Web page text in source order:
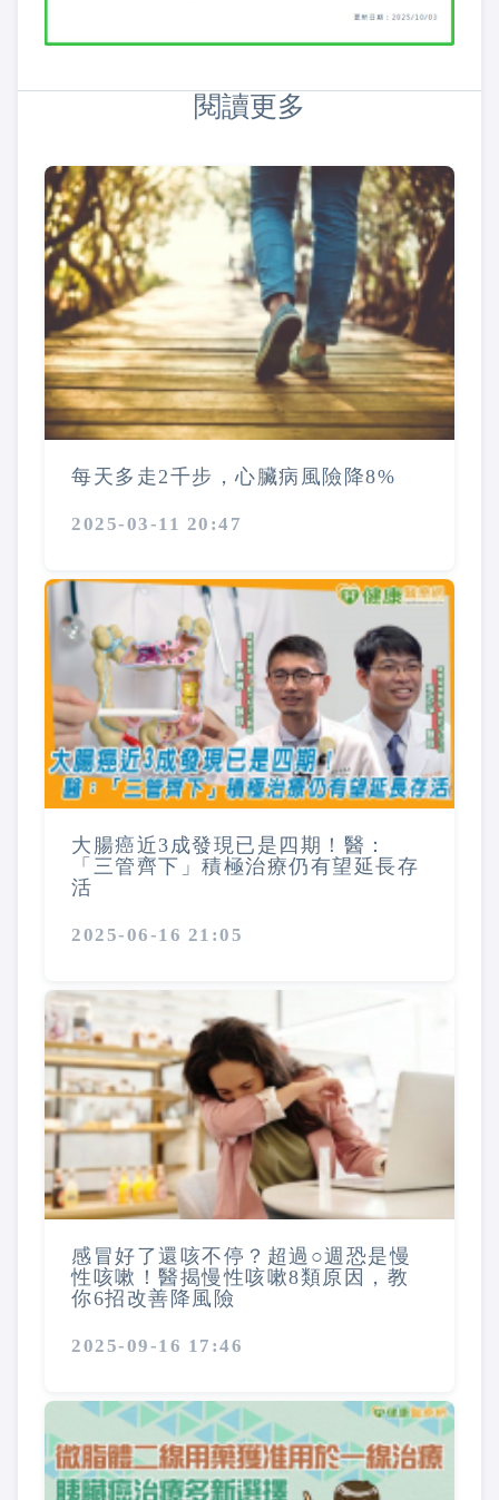
閱讀更多
每天多走2千步，心臟病風險降8%
2025-03-11 20:47
大腸癌近3成發現已是四期！醫：
「三管齊下」積極治療仍有望延長存
活
2025-06-16 21:05
感冒好了還咳不停？超過○週恐是慢
性咳嗽！醫揭慢性咳嗽8類原因，教
你6招改善降風險
2025-09-16 17:46